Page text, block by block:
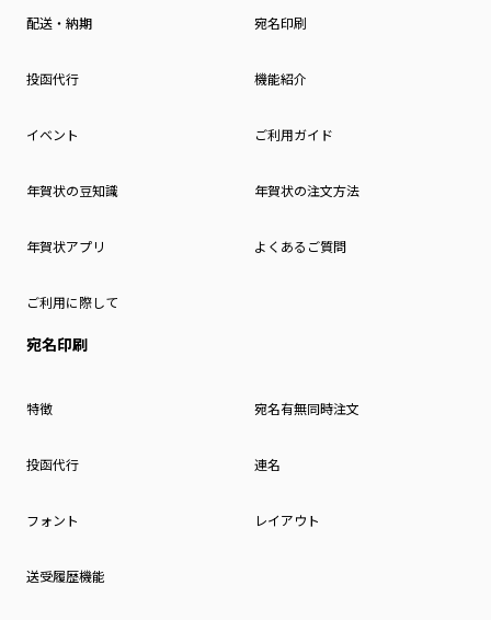
配送・納期 宛名印刷
投函代行 機能紹介
イベント ご利用ガイド
年賀状の豆知識 年賀状の注文方法
年賀状アプリ よくあるご質問
ご利用に際して
宛名印刷
特徴 宛名有無同時注文
投函代行 連名
フォント レイアウト
送受履歴機能